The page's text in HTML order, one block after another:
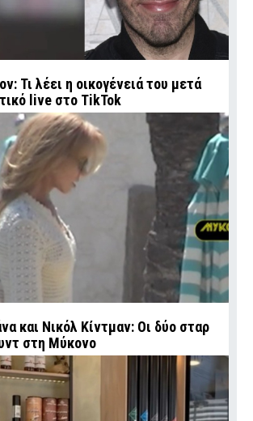
Τι λέει η οικογένειά του μετά
live στο TikTok
και Νικόλ Κίντμαν: Οι δύο σταρ
στη Μύκονο